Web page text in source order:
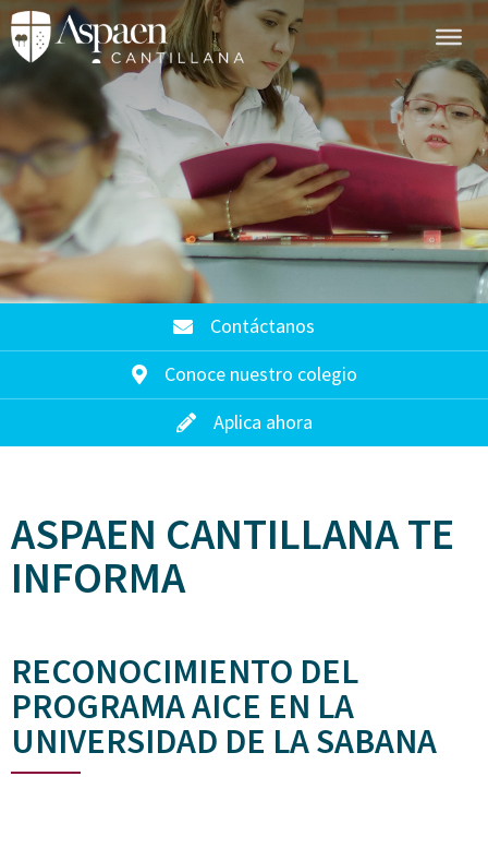
Contáctanos
Conoce nuestro colegio
Aplica ahora
ASPAEN CANTILLANA TE
INFORMA
RECONOCIMIENTO DEL
PROGRAMA AICE EN LA
UNIVERSIDAD DE LA SABANA